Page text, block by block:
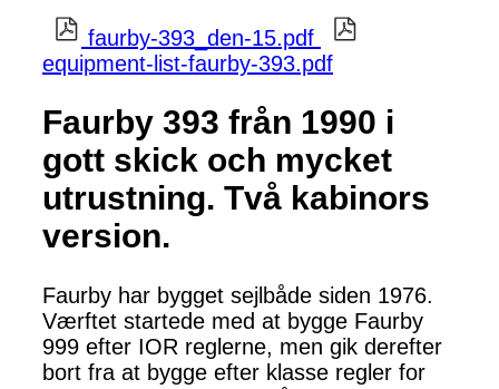
faurby-393_den-15.pdf
equipment-list-faurby-393.pdf
Faurby 393 från 1990 i
gott skick och mycket
utrustning. Två kabinors
version.
Faurby har bygget sejlbåde siden 1976.
Værftet startede med at bygge Faurby
999 efter IOR reglerne, men gik derefter
bort fra at bygge efter klasse regler for